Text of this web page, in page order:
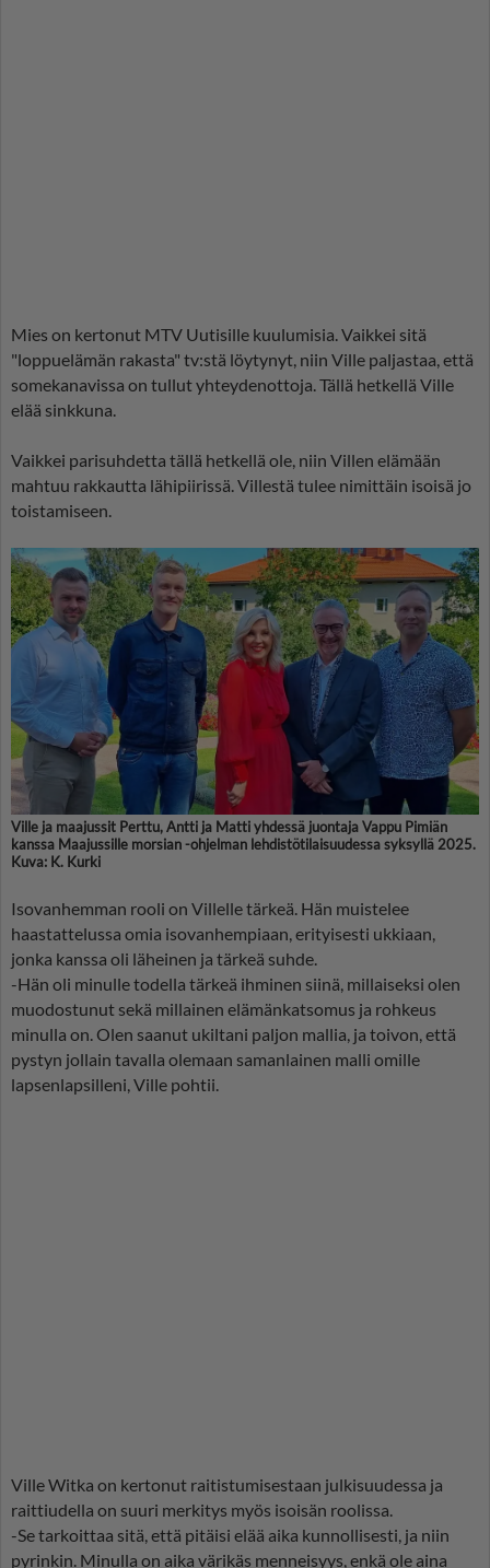
Mies on kertonut MTV Uutisille kuulumisia. Vaikkei sitä
"loppuelämän rakasta" tv:stä löytynyt, niin Ville paljastaa, että
somekanavissa on tullut yhteydenottoja. Tällä hetkellä Ville
elää sinkkuna.
Vaikkei parisuhdetta tällä hetkellä ole, niin Villen elämään
mahtuu rakkautta lähipiirissä. Villestä tulee nimittäin isoisä jo
toistamiseen.
Ville ja maajussit Perttu, Antti ja Matti yhdessä juontaja Vappu Pimiän
kanssa Maajussille morsian -ohjelman lehdistötilaisuudessa syksyllä 2025.
Kuva: K. Kurki
Isovanhemman rooli on Villelle tärkeä. Hän muistelee
haastattelussa omia isovanhempiaan, erityisesti ukkiaan,
jonka kanssa oli läheinen ja tärkeä suhde.
-Hän oli minulle todella tärkeä ihminen siinä, millaiseksi olen
muodostunut sekä millainen elämänkatsomus ja rohkeus
minulla on. Olen saanut ukiltani paljon mallia, ja toivon, että
pystyn jollain tavalla olemaan samanlainen malli omille
lapsenlapsilleni, Ville pohtii.
Ville Witka on kertonut raitistumisestaan julkisuudessa ja
raittiudella on suuri merkitys myös isoisän roolissa.
-Se tarkoittaa sitä, että pitäisi elää aika kunnollisesti, ja niin
pyrinkin. Minulla on aika värikäs menneisyys, enkä ole aina